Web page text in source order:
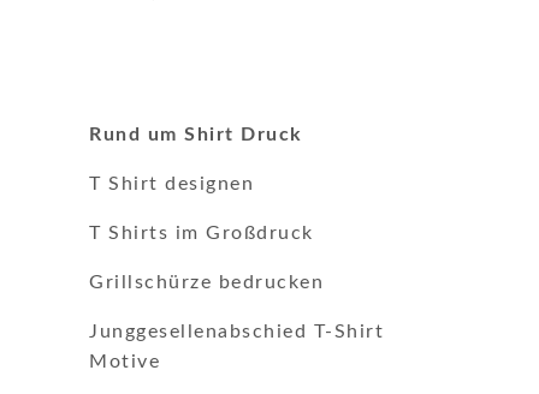
Rund um Shirt Druck
T Shirt designen
T Shirts im Großdruck
Grillschürze bedrucken
Junggesellenabschied T-Shirt
Motive